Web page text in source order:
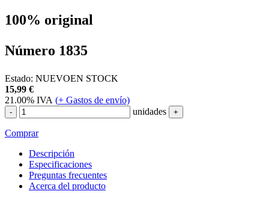
100% original
Número 1835
Estado: NUEVOEN STOCK
15,99 €
21.00% IVA (+ Gastos de envío)
- unidades +
Comprar
Descripción
Especificaciones
Preguntas frecuentes
Acerca del producto